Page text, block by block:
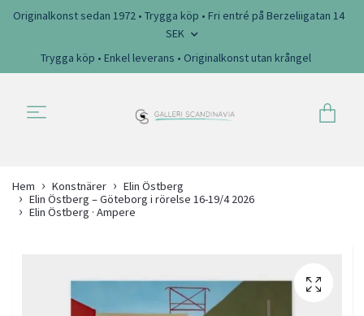
Originalkonst sedan 1972 • Trygga köp • Fri entré på Berzeliigatan 14
SEK
Trygga köp • Enkel leverans • Originalkonst utan krångel
Hem Konstnärer
Elin Östberg
Elin Östberg – Göteborg i rörelse 16-19/4 2026
Elin Östberg · Ampere